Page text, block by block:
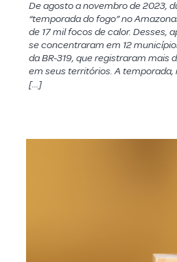
De agosto a novembro de 2023,
“temporada do fogo” no
de 17 mil focos de calor. Desses,
se concentraram em 12
da BR-319, que registraram mais
em seus territórios. A
[…]